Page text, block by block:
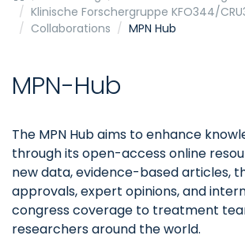
Klinische Forschergruppe KFO344/
Collaborations
MPN Hub
MPN-Hub
The MPN Hub aims to enhance
through its open-access online
new data, evidence-based articles,
approvals, expert opinions, and
congress coverage to treatment
researchers around the world.